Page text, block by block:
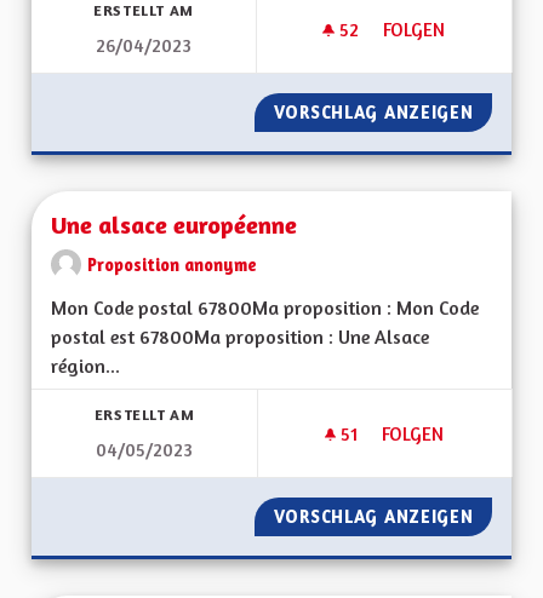
ERSTELLT AM
26/04/2023
52 52 FOLLOWER
FOLGEN
UNE ALSACE
VORSCHLAG ANZEIGEN UNE
Une alsace européenne
Proposition anonyme
Mon Code postal 67800Ma proposition : Mon Code
postal est 67800Ma proposition : Une Alsace
région...
ERSTELLT AM
04/05/2023
51 51 FOLLOWER
FOLGEN
UNE ALSACE
VORSCHLAG ANZEIGEN UNE